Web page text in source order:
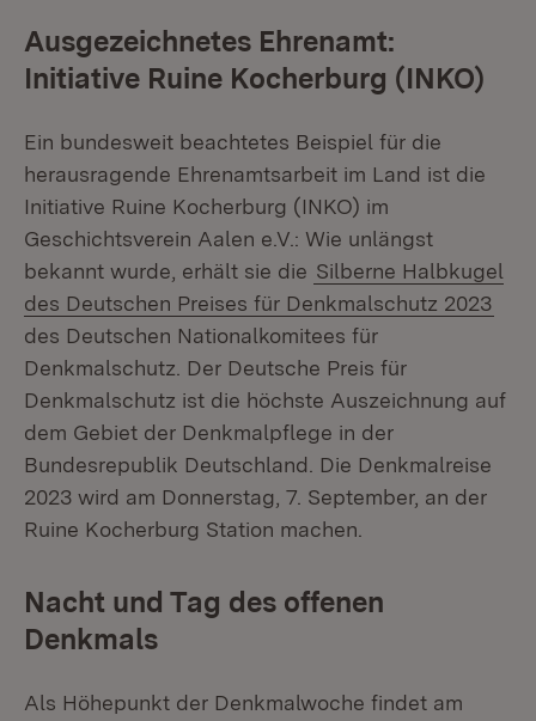
Ausgezeichnetes Ehrenamt:
Initiative Ruine Kocherburg (INKO)
Ein bundesweit beachtetes Beispiel für die
herausragende Ehrenamtsarbeit im Land ist die
Initiative Ruine Kocherburg (INKO) im
Geschichtsverein Aalen e.V.: Wie unlängst
bekannt wurde, erhält sie die Silberne Halbkugel
des Deutschen Preises für Denkmalschutz 2023
des Deutschen Nationalkomitees für
Denkmalschutz. Der Deutsche Preis für
Denkmalschutz ist die höchste Auszeichnung auf
dem Gebiet der Denkmalpflege in der
Bundesrepublik Deutschland. Die Denkmalreise
2023 wird am Donnerstag, 7. September, an der
Ruine Kocherburg Station machen.
Nacht und Tag des offenen
Denkmals
Als Höhepunkt der Denkmalwoche findet am